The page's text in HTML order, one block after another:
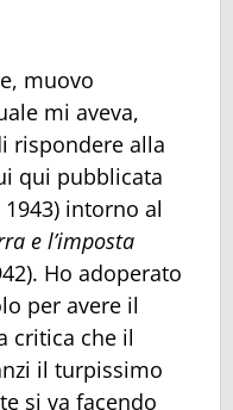
muovo
mi aveva,
rispondere alla
qui pubblicata
intorno al
e l’imposta
Ho adoperato
per avere il
critica che il
il turpissimo
si va facendo